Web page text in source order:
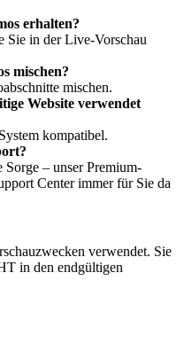
erhalten?
Sie in der Live-Vorschau
mischen?
mischen.
Website verwendet
kompatibel.
– unser Premium-
Center immer für Sie da
verwendet. Sie
in den endgültigen